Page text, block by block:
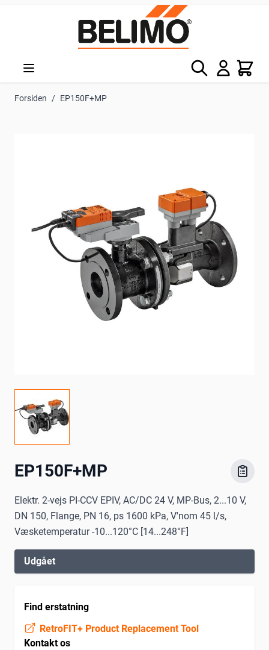
Søg Kurv
Forsiden / EP150F+MP
EP150F+MP
Elektr. 2-vejs PI-CCV EPIV, AC/DC 24 V, MP-Bus, 2...10 V,
DN 150, Flange, PN 16, ps 1600 kPa, V'nom 45 l/s,
Væsketemperatur -10...120°C [14...248°F]
Udgået
Find erstatning
RetroFIT+ Product Replacement Tool
Kontakt os